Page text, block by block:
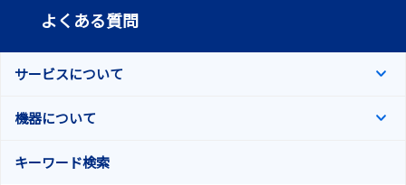
よくある質問
サービスについて
機器について
キーワード検索